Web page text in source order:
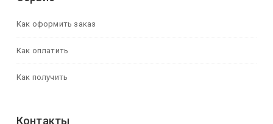
Как оформить заказ
Как оплатить
Как получить
Контакты